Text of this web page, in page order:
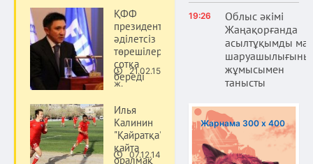
ҚФФ
президенті
әділетсіз
төрешілерді
сотқа
береді21.02.15
ж.
Илья
Калинин
"Қайратқа"
қайта
оралмақ
07.12.14
Спорт
19:26
Облыс әкімі
Жаңақорғанда
асылтұқымды мал
жұмысымен
танысты
Жарнама 300 х 400